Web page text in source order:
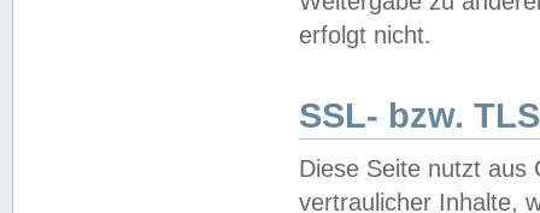
erfolgt nicht.
SSL- bzw.
Diese Seite nutzt aus
vertraulicher Inhalte,